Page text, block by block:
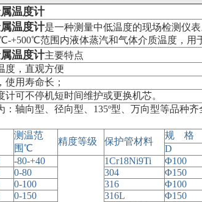
温度计
温度计是一种测量中低温度的现场检测仪
+500℃范围内液体蒸汽和气体介质温度，用
温度计主要特点
度，直观方便
使用寿命长；
计可不停机短时间维护或更换机芯。
：轴向型、径向型、135º型、万向型等品种
测温范
围℃
精度等级 保护管材料
规 格
D
-80-+40 1Cr18Ni9Ti Φ100
0-80 304 Φ150
0-100 316 Φ100
0-150 316L Φ150